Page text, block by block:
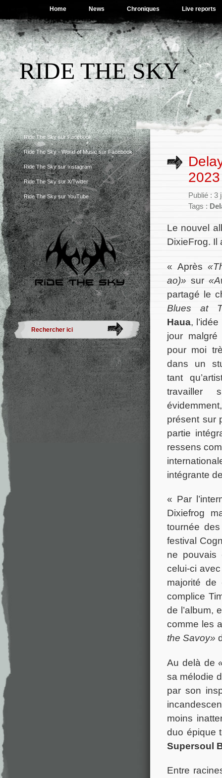
Home News Chroniques Live reports
RIDE THE SKY
Ride The Sky sur Facebook
Ride The Sky - World of Music sur Facebook
Ride The Sky sur Instagram
Ride The Sky sur X/Twitter
Ride The Sky sur YouTube
2023
Publié : 3
Tags :
Le nouvel
DixieFrog. Il
« Après
ao)» sur
partagé le
Blues at
Haua,
jour
pour moi
dans un
tant
travailler
présent sur
partie
ressens
intégrante
« Par
Dixiefrog
tournée
festival
ne pouvais
celui-ci
majorité de
complice
de l’album,
comme les
the Savoy»
Au delà de
sa mélodie
par son
moins
duo épique
Supersoul
Entre